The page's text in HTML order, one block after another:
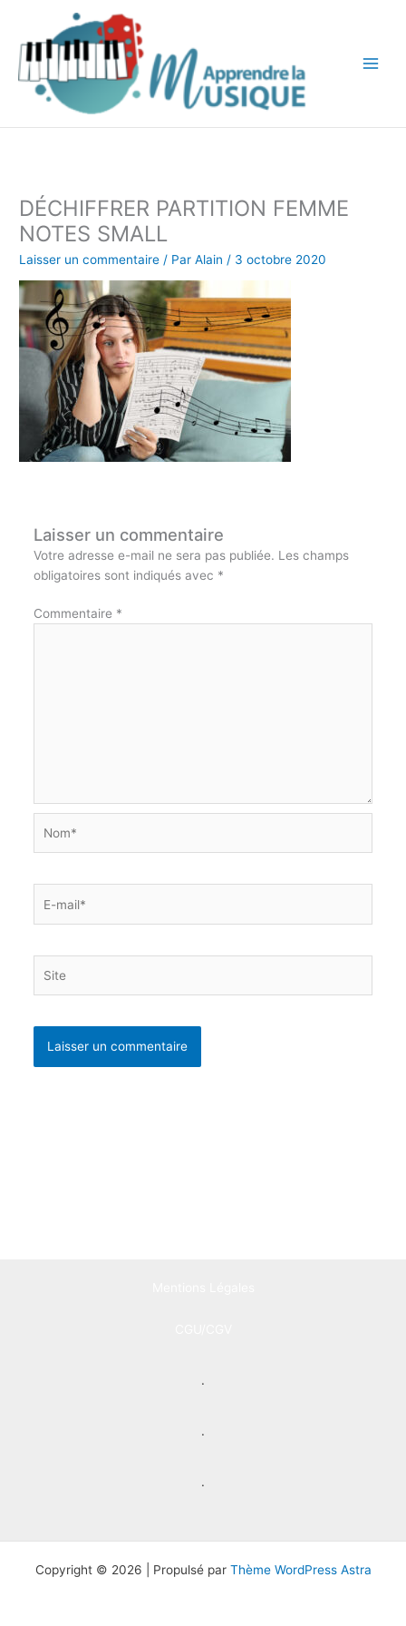
contenu
DÉCHIFFRER PARTITION FEMME
NOTES SMALL
Laisser un commentaire / ParAlain / 3 octobre 2020
Laisser un commentaire
Votre adresse e-mail ne sera pas publiée. Les champs
obligatoires sont indiqués avec *
Commentaire *
mail*
.
.
.
Copyright © 2026 | Propulsé par Thème WordPress Astra